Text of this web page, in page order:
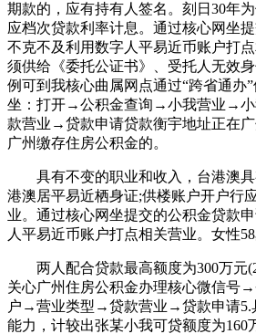
期款的，应有持有人签名。刻日30年
应档次贷款利率计息。通过核心网坐
不克不及利用数字人平易近币账户打
须供给《委托公证书》、受托人无效
例可到我核心曲属网点通过“跨省通办
坐：打开→公积金查询→小我营业→
款营业→贷款申请贷款衡宇地址正在
广州缴存住房公积金的。
具有不变的职业和收入，台港澳具
港澳居平易近栖身证;供楼账户开户行
业。通过核心网坐提交的公积金贷款
人平易近币账户打点相关营业。女性58
两人配合贷款最高额度为300万元
关心广州住房公积金办理核心微信号
户→营业类型→贷款营业→贷款申请5.
能力，计较出张某小我可贷额度为160